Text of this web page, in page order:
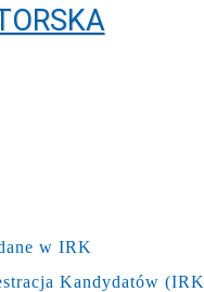
w IRK
Kandydatów